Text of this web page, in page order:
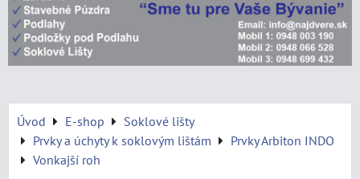
Úvod E-shop
Soklové lišty
Prvky a úchyty k soklovým lištám
Prvky Arbiton INDO
Vonkajší roh